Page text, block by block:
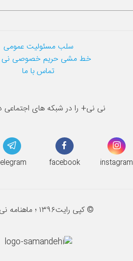
سلب مسئولیت عمومی
خط مشی حریم خصوصی نی
تماس با ما
نی نی+ را در شبکه های اجتماعی
facebook instagram
© کپی رایت۱۳۹۶ ؛ ماهنامه